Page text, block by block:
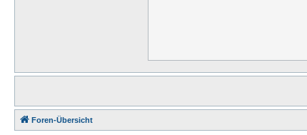
Foren-Übersicht